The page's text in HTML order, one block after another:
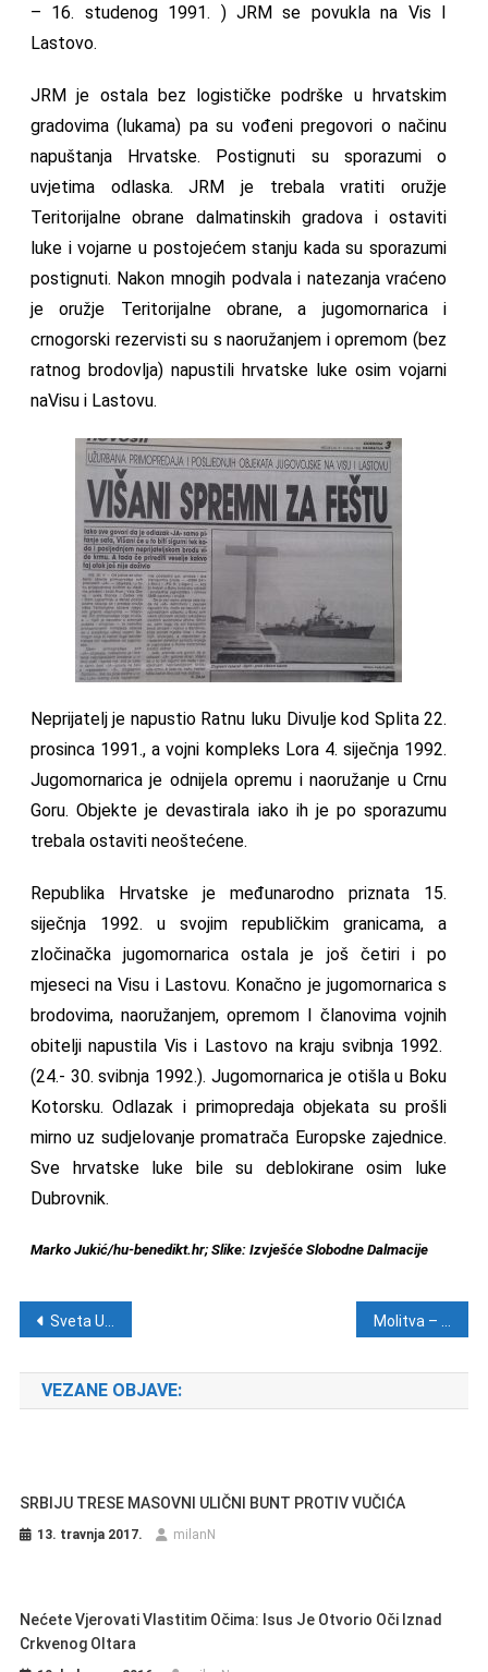
– 16. studenog 1991. ) JRM se povukla na Vis I
Lastovo.
JRM je ostala bez logističke podrške u hrvatskim
gradovima (lukama) pa su vođeni pregovori o načinu
napuštanja Hrvatske. Postignuti su sporazumi o
uvjetima odlaska. JRM je trebala vratiti oružje
Teritorijalne obrane dalmatinskih gradova i ostaviti
luke i vojarne u postojećem stanju kada su sporazumi
postignuti. Nakon mnogih podvala i natezanja vraćeno
je oružje Teritorijalne obrane, a jugomornarica i
crnogorski rezervisti su s naoružanjem i opremom (bez
ratnog brodovlja) napustili hrvatske luke osim vojarni
naVisu i Lastovu.
Neprijatelj je napustio Ratnu luku Divulje kod Splita 22.
prosinca 1991., a vojni kompleks Lora 4. siječnja 1992.
Jugomornarica je odnijela opremu i naoružanje u Crnu
Goru. Objekte je devastirala iako ih je po sporazumu
trebala ostaviti neoštećene.
Republika Hrvatske je međunarodno priznata 15.
siječnja 1992. u svojim republičkim granicama, a
zločinačka jugomornarica ostala je još četiri i po
mjeseci na Visu i Lastovu. Konačno je jugomornarica s
brodovima, naoružanjem, opremom I članovima vojnih
obitelji napustila Vis i Lastovo na kraju svibnja 1992.
(24.- 30. svibnja 1992.). Jugomornarica je otišla u Boku
Kotorsku. Odlazak i primopredaja objekata su prošli
mirno uz sudjelovanje promatrača Europske zajednice.
Sve hrvatske luke bile su deblokirane osim luke
Dubrovnik.
Marko Jukić/hu-benedikt.hr; Slike: Izvješće Slobodne Dalmacije
Navigacija objava
Sveta Uršula Ledóchowska
VEZANE OBJAVE:
SRBIJU TRESE MASOVNI ULIČNI BUNT PROTIV VUČIĆA
13. travnja 2017. milanN
Nećete Vjerovati Vlastitim Očima: Isus Je Otvorio Oči Iznad
Crkvenog Oltara